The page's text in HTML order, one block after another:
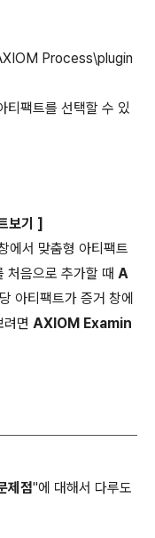
Process\plugin
티팩트를 선택할 수 있
보기 ]
에서 맞춤형 아티팩트
처음으로 추가할 때 A
아티팩트가 증거 창에
면 AXIOM Examin
점"에 대해서 다루도